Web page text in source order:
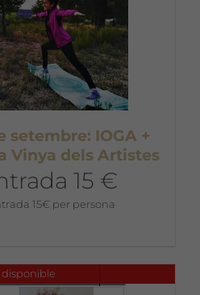
setembre: IOGA +
Vinya dels Artistes
15 €
15€ per persona
disponible